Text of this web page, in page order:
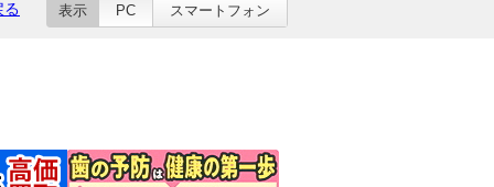
る 表示 PC スマートフォン